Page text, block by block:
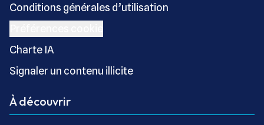
Conditions générales d’utilisation
Charte IA
Signaler un contenu illicite
À découvrir